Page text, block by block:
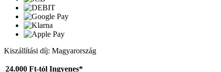
Kiszállítási díj: Magyarország
24.000 Ft-tól Ingyenes*